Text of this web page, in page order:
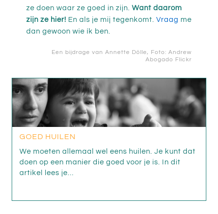
ze doen waar ze goed in zijn. Want daarom
zijn ze hier! En als je mij tegenkomt. Vraag me
dan gewoon wie ík ben.
Een bijdrage van Annette Dölle, Foto: Andrew
Abogado Flickr
GOED HUILEN
We moeten allemaal wel eens huilen. Je kunt dat
doen op een manier die goed voor je is. In dit
artikel lees je…